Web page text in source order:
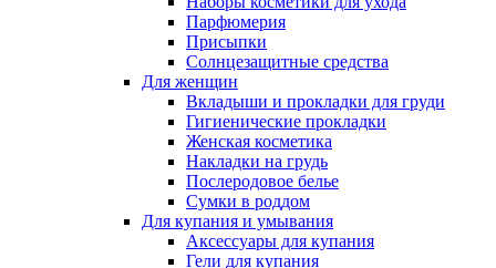
Парфюмерия
Присыпки
Солнцезащитные средства
Для женщин
Вкладыши и прокладки для груди
Гигиенические прокладки
Женская косметика
Накладки на грудь
Послеродовое белье
Сумки в роддом
Для купания и умывания
Аксессуары для купания
Гели для купания